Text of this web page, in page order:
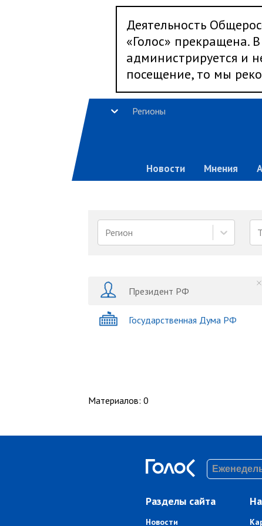
Деятельность
«Голос» прекращена.
администрируется и
посещение, то мы
Регионы
Новости Мнения
Регион
Президент РФ
Государственная Дума РФ
Материалов: 0
Разделы сайта
Новости